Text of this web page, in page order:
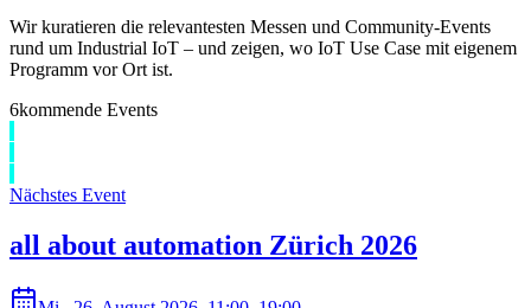
Wir kuratieren die relevantesten Messen und Community-Events
rund um Industrial IoT – und zeigen, wo IoT Use Case mit eigenem
Programm vor Ort ist.
6kommende Events
Nächstes Event
all about automation Zürich 2026